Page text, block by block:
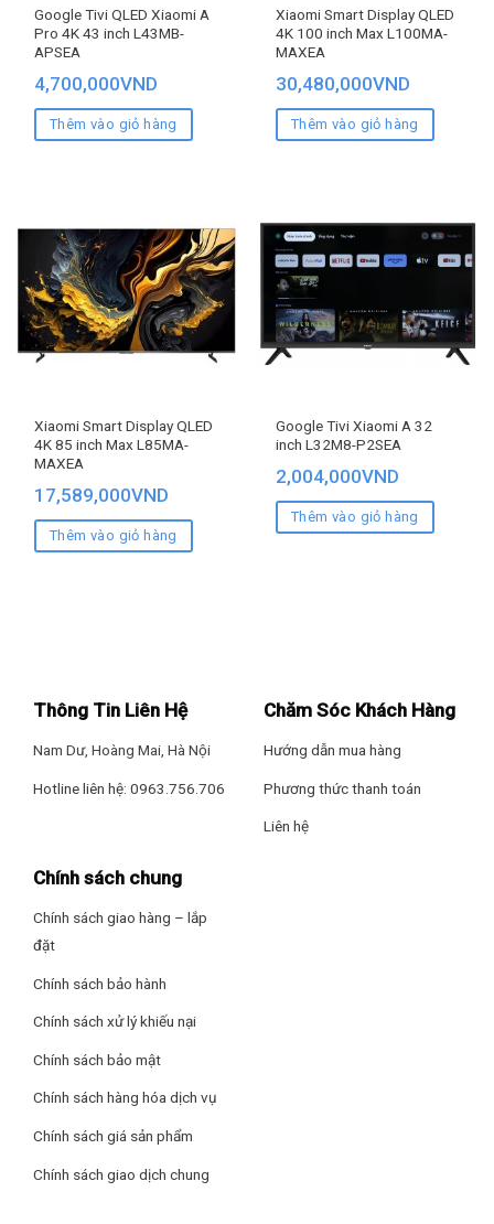
Google Tivi QLED Xiaomi A
Pro 4K 43 inch L43MB-
APSEA
4,700,000VND
Thêm vào giỏ hàng
Xiaomi Smart Display QLED
4K 100 inch Max L100MA-
MAXEA
30,480,000VND
Thêm vào giỏ hàng
Xiaomi Smart Display QLED
4K 85 inch Max L85MA-
MAXEA
17,589,000VND
Thêm vào giỏ hàng
Google Tivi Xiaomi A 32
inch L32M8-P2SEA
2,004,000VND
Thêm vào giỏ hàng
Thông Tin Liên Hệ
Nam Dư, Hoàng Mai, Hà Nội
Hotline liên hệ: 0963.756.706
Chăm Sóc Khách Hàng
Hướng dẫn mua hàng
Phương thức thanh toán
Liên hệ
Chính sách chung
Chính sách giao hàng – lắp
đặt
Chính sách bảo hành
Chính sách xử lý khiếu nại
Chính sách bảo mật
Chính sách hàng hóa dịch vụ
Chính sách giá sản phẩm
Chính sách giao dịch chung